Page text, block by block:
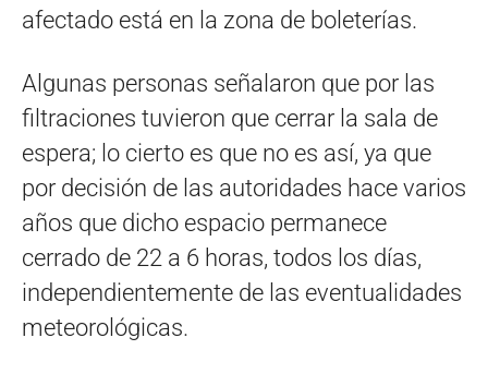
afectado está en la zona de boleterías.
Algunas personas señalaron que por las
filtraciones tuvieron que cerrar la sala de
espera; lo cierto es que no es así, ya que
por decisión de las autoridades hace varios
años que dicho espacio permanece
cerrado de 22 a 6 horas, todos los días,
independientemente de las eventualidades
meteorológicas.